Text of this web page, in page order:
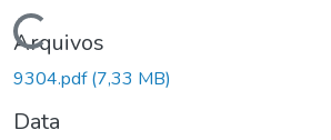
Carregando...
Arquivos
9304.pdf(7,33 MB)
Data